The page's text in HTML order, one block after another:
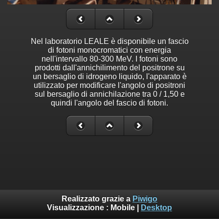
Nel laboratorio LEALE è disponibile un fascio
di fotoni monocromatici con energia
nell'intervallo 80-300 MeV. I fotoni sono
prodotti dall'annichilimento del positrone su
un bersaglio di idrogeno liquido, l'apparato è
utilizzato per modificare l'angolo di positroni
sul bersaglio di annichilazione tra 0 / 1,50 e
quindi l'angolo del fascio di fotoni.
Realizzato grazie a Piwigo
Visualizzazione : Mobile Desktop